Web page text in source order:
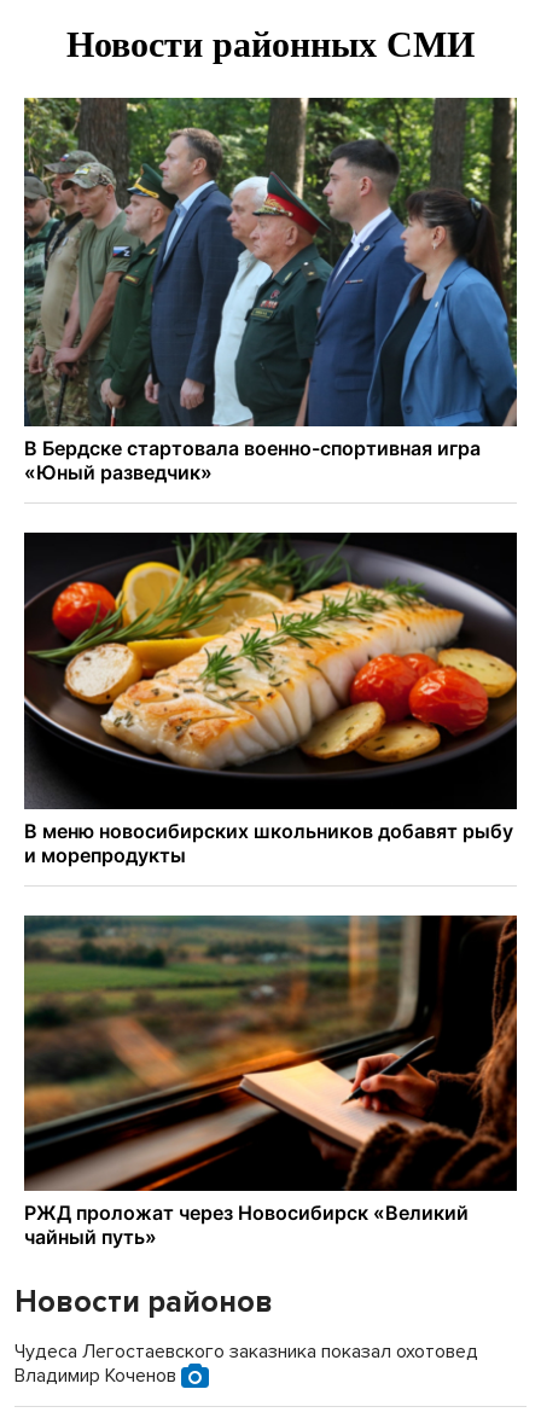
Новости районов
Чудеса Легостаевского заказника показал охотовед
Владимир Коченов